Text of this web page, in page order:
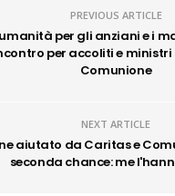
PREVIOUS ARTICLE
umanità per gli anziani e i
per accoliti e
Comunione
NEXT ARTICLE
aiutato da Caritas e
seconda chance: me